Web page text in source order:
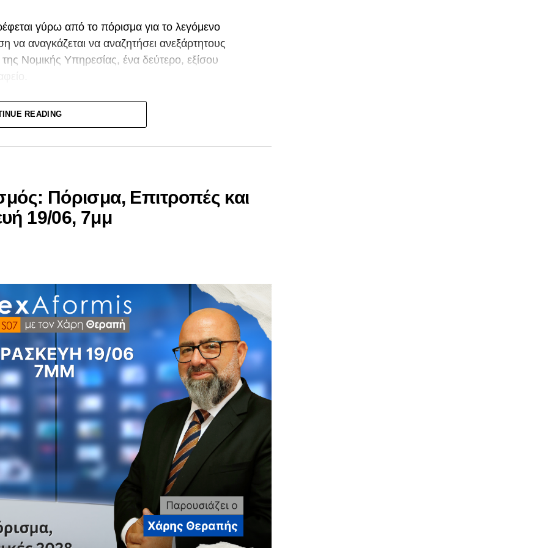
γύρω από το πόρισμα για το λεγόμενο
να αναγκάζεται να αναζητήσει ανεξάρτητους
Νομικής Υπηρεσίας, ένα δεύτερο, εξίσου
TAXAN αναμένεται να διαβιβαστεί στη Νομική
Υπηρεσίας, που το 2022 είχε αποφανθεί ότι
να πείσει σήμερα ότι η νέα της απόφαση
και ανεξάρτητη μαρτυρία.
σε διαπίστωση πιθανής διάπραξης σοβαρών
νέα αστυνομική διερεύνηση.
της υπόθεσης.
ικανά να οδηγήσουν σε νέα ποινική
στην πρώτη έρευνα.
συμπληρωματικές ανακρίσεις ή περαιτέρω
από τις τελικές αποφάσεις της. Κρίνεται από
των χειρισμών και από την εικόνα που εκπέμπει
λίγα χρόνια με διαφορετικά δεδομένα και
READING
Πόρισμα, Επιτροπές και
19/06, 7μμ